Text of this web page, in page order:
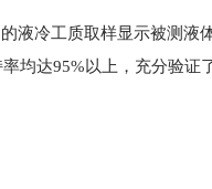
液冷工质取样显示被测
均达95%以上，充分验证